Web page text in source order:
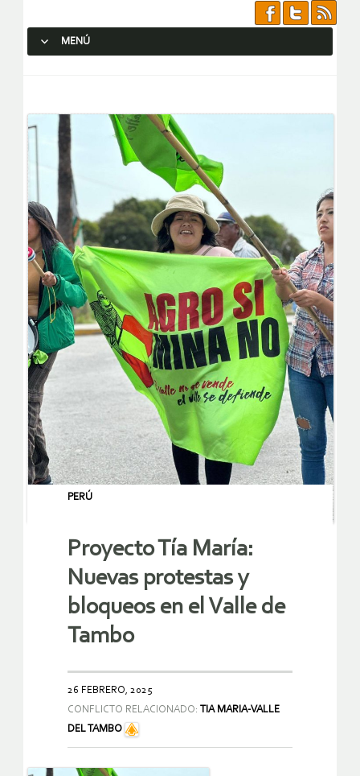
MENÚ
PERÚ
Proyecto Tía María:
Nuevas protestas y
bloqueos en el Valle de
Tambo
26 FEBRERO, 2025
CONFLICTO RELACIONADO: TIA MARIA-VALLE
DEL TAMBO